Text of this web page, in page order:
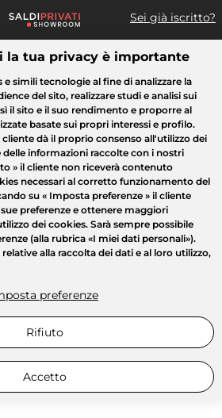
Sei già iscritto?
Casa Bellezza Elettrodomestici
la tua privacy è importante
simili tecnologie al fine di analizzare la
del sito, realizzare studi e analisi sui
il sito e il suo rendimento e proporre al
basate sui propri interessi e profilo.
cliente dà il proprio consenso all'utilizzo dei
delle informazioni raccolte con i nostri
» il cliente non riceverà contenuto
necessari al corretto funzionamento del
su « Imposta preferenze » il cliente
preferenze e ottenere maggiori
dei cookies. Sarà sempre possibile
(alla rubrica «I miei dati personali»).
alla raccolta dei dati e al loro utilizzo,
preferenze
Rifiuto
Accetto